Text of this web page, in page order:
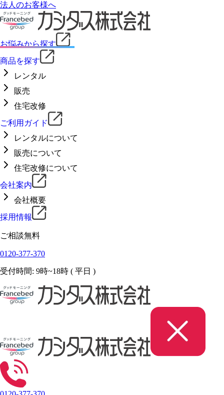
法人のお客様へ
お悩みから探す
商品を探す
レンタル
販売
住宅改修
ご利用ガイド
レンタルについて
販売について
住宅改修について
会社案内
会社概要
採用情報
ご相談無料
0120-377-370
受付時間: 9時~18時 ( 平日 )